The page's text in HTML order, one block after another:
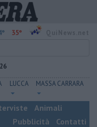
35°
LUCCA MASSA CARRARA
Animali
Pubblicità
Contatti